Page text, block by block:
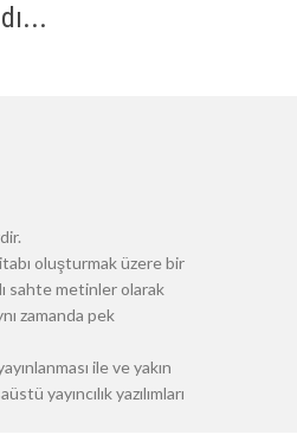
oluşturmak üzere bir
sahte metinler olarak
zamanda pek
ile ve yakın
yayıncılık yazılımları